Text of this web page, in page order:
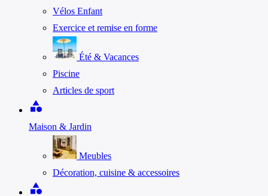
Vélos Enfant
Exercice et remise en forme
Été & Vacances
Piscine
Articles de sport
category
Maison & Jardin
Meubles
Décoration, cuisine & accessoires
category